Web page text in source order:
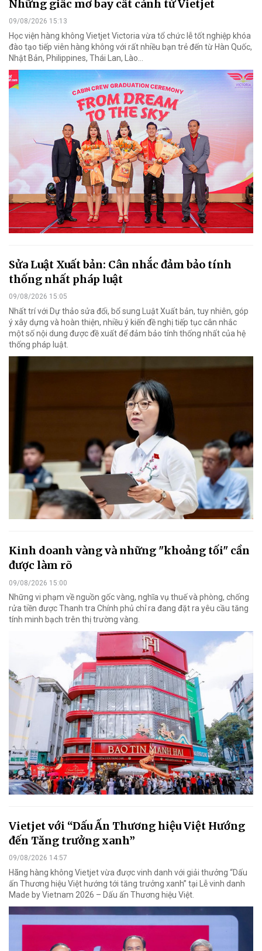
Những giấc mơ bay cất cánh từ Vietjet
09/08/2026 15:13
Học viện hàng không Vietjet Victoria vừa tổ chức lễ tốt nghiệp khóa
đào tạo tiếp viên hàng không với rất nhiều bạn trẻ đến từ Hàn Quốc,
Nhật Bản, Philippines, Thái Lan, Lào…
Sửa Luật Xuất bản: Cân nhắc đảm bảo tính
thống nhất pháp luật
09/08/2026 15:05
Nhất trí với Dự thảo sửa đổi, bổ sung Luật Xuất bản, tuy nhiên, góp
ý xây dựng và hoàn thiện, nhiều ý kiến đề nghị tiếp tục cân nhắc
một số nội dung được đề xuất để đảm bảo tính thống nhất của hệ
thống pháp luật.
Kinh doanh vàng và những "khoảng tối" cần
được làm rõ
09/08/2026 15:00
Những vi phạm về nguồn gốc vàng, nghĩa vụ thuế và phòng, chống
rửa tiền được Thanh tra Chính phủ chỉ ra đang đặt ra yêu cầu tăng
tính minh bạch trên thị trường vàng.
Vietjet với “Dấu Ấn Thương hiệu Việt Hướng
đến Tăng trưởng xanh”
09/08/2026 14:57
Hãng hàng không Vietjet vừa được vinh danh với giải thưởng “Dấu
ấn Thương hiệu Việt hướng tới tăng trưởng xanh” tại Lễ vinh danh
Made by Vietnam 2026 – Dấu ấn Thương hiệu Việt.